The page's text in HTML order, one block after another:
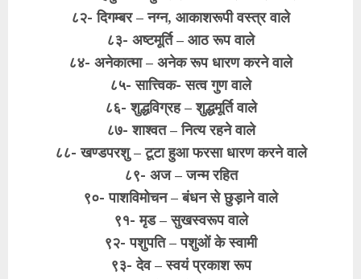
८२- दिगम्बर – नग्न, आकाशरूपी वस्त्र वाले
८३- अष्टमूर्ति – आठ रूप वाले
८४- अनेकात्मा – अनेक रूप धारण करने वाले
८५- सात्त्विक- सत्व गुण वाले
८६- शुद्धविग्रह – शुद्धमूर्ति वाले
८७- शाश्वत – नित्य रहने वाले
८८- खण्डपरशु – टूटा हुआ फरसा धारण करने वाले
८९- अज – जन्म रहित
९०- पाशविमोचन – बंधन से छुड़ाने वाले
९१- मृड – सुखस्वरूप वाले
९२- पशुपति – पशुओं के स्वामी
९३- देव – स्वयं प्रकाश रूप